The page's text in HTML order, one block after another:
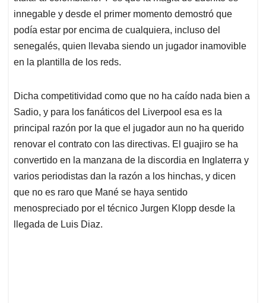
innegable y desde el primer momento demostró que
podía estar por encima de cualquiera, incluso del
senegalés, quien llevaba siendo un jugador inamovible
en la plantilla de los reds.
Dicha competitividad como que no ha caído nada bien a
Sadio, y para los fanáticos del Liverpool esa es la
principal razón por la que el jugador aun no ha querido
renovar el contrato con las directivas. El guajiro se ha
convertido en la manzana de la discordia en Inglaterra y
varios periodistas dan la razón a los hinchas, y dicen
que no es raro que Mané se haya sentido
menospreciado por el técnico Jurgen Klopp desde la
llegada de Luis Diaz.